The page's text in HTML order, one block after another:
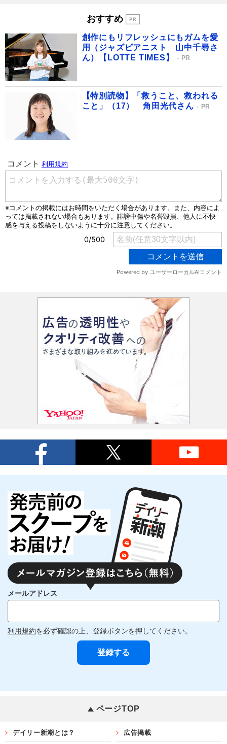
おすすめ
創作にもリフレッシュにもガムを愛
用（ジャズピアニスト 山中千尋さ
ん）【LOTTE TIMES】
PR
【特別読物】「救うこと、救われる
こと」（17） 角田光代さん
PR
メールアドレス
利用規約を必ず確認の上、登録ボタンを押してください。
ページTOP
デイリー新潮とは？ 広告掲載